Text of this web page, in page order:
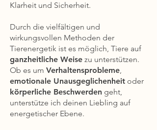
Klarheit und Sicherheit.
Durch die vielfältigen und
wirkungsvollen Methoden der
Tierenergetik ist es möglich, Tiere auf
ganzheitliche Weise zu unterstützen.
Ob es um Verhaltensprobleme,
emotionale Unausgeglichenheit oder
körperliche Beschwerden geht,
unterstütze ich deinen Liebling auf
energetischer Ebene.